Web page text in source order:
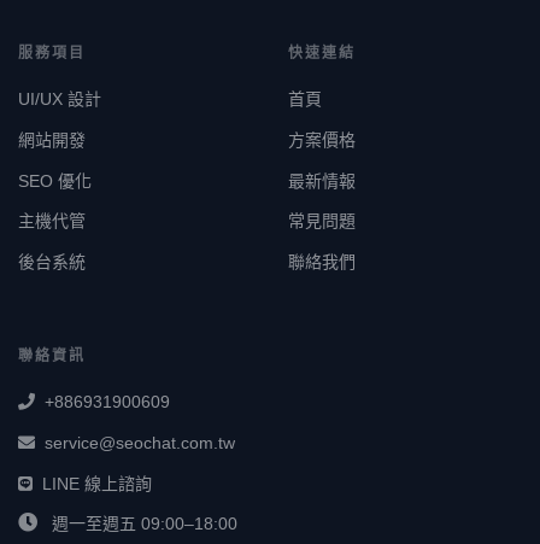
服務項目
UI/UX 設計
網站開發
SEO 優化
主機代管
後台系統
快速連結
首頁
方案價格
最新情報
常見問題
聯絡我們
聯絡資訊
+886931900609
service@seochat.com.tw
LINE 線上諮詢
週一至週五 09:00–18:00